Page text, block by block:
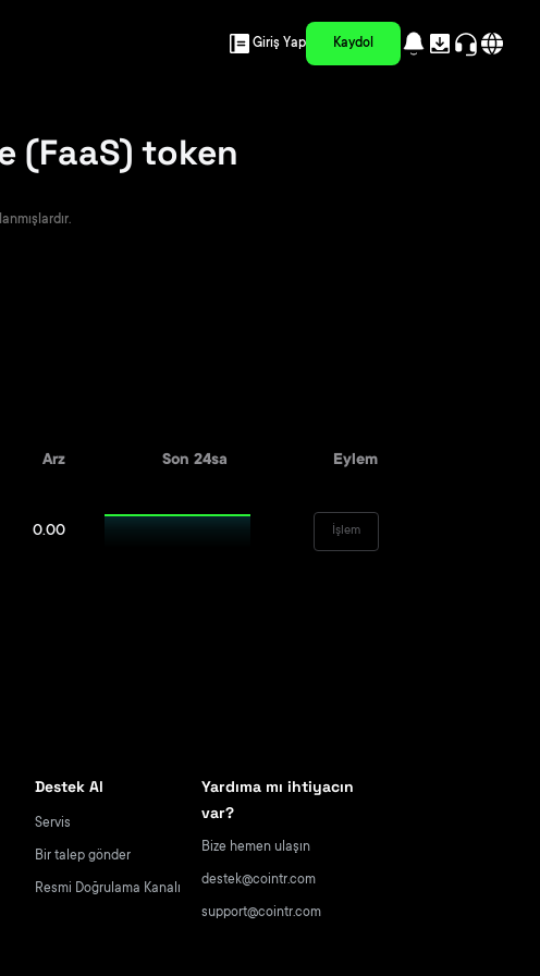
Giriş Yap Kaydol
(FaaS) token
Arz Son 24sa Eylem
0.00 İşlem
Destek Al
Servis
Bir talep gönder
Resmi Doğrulama Kanalı
Yardıma mı ihtiyacın
var?
Bize hemen ulaşın
destek@cointr.com
support@cointr.com